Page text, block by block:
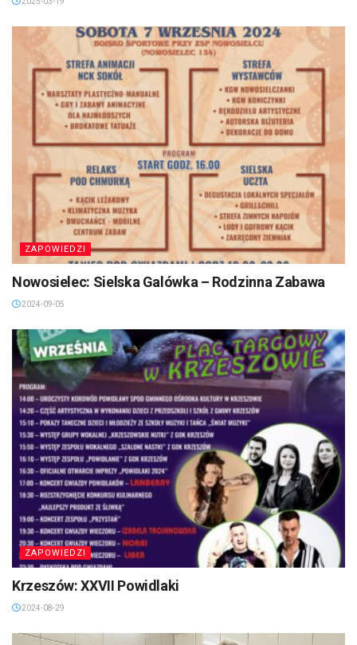
ZAPOWIEDZI
Nowosielec: Sielska Galówka – Rodzinna Zabawa
2024-09-05
ZAPOWIEDZI
Krzeszów: XXVII Powidlaki
2024-08-29